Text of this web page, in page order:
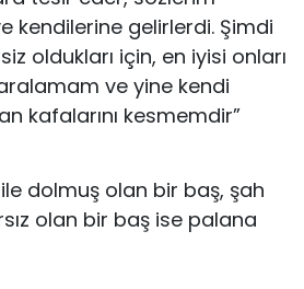
kendilerine gelirlerdi. Şimdi
oldukları için, en iyisi onları
ve yine kendi
kafalarını kesmemdir”
ile dolmuş olan bir baş, şah
olan bir baş ise palana